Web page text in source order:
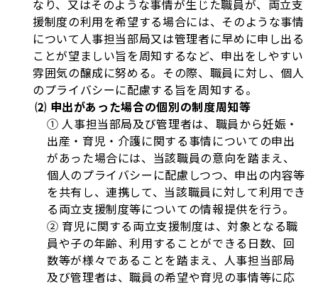
なり、又はそのような事情が生じた職員が、両立支
援制度の利用を希望する場合には、そのような事情
について人事担当部局又は管理者に早めに申し出る
ことが望ましい旨を周知するなど、申出をしやすい
雰囲気の醸成に努める。その際、職員に対し、個人
のプライバシーに配慮する旨を周知する。
⑵ 申出があった場合の個別の制度周知等
① 人事担当部局及び管理者は、職員から妊娠・
出産・育児・介護に関する事情についての申出
があった場合には、当該職員の意向を踏まえ、
個人のプライバシーに配慮しつつ、申出の内容等
を共有し、連携して、当該職員に対して利用でき
る両立支援制度等についての情報提供を行う。
② 育児に関する両立支援制度は、対象となる職
員や子の年齢、利用することができる日数、回
数等が様々であることを踏まえ、人事担当部局
及び管理者は、職員の希望や育児の事情等に応